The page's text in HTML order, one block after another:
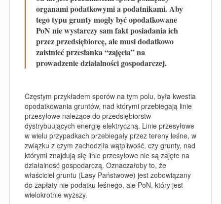
organami podatkowymi a podatnikami. Aby
tego typu grunty mogły być opodatkowane
PoN nie wystarczy sam fakt posiadania ich
przez przedsiębiorcę, ale musi dodatkowo
zaistnieć przesłanka “zajęcia” na
prowadzenie działalności gospodarczej.
Częstym przykładem sporów na tym polu, była kwestia
opodatkowania gruntów, nad którymi przebiegają linie
przesyłowe należące do przedsiębiorstw
dystrybuujących energię elektryczną. Linie przesyłowe
w wielu przypadkach przebiegały przez tereny leśne, w
związku z czym zachodziła wątpliwość, czy grunty, nad
którymi znajdują się linie przesyłowe nie są zajęte na
działalność gospodarczą. Oznaczałoby to, że
właściciel gruntu (Lasy Państwowe) jest zobowiązany
do zapłaty nie podatku leśnego, ale PoN, który jest
wielokrotnie wyższy.